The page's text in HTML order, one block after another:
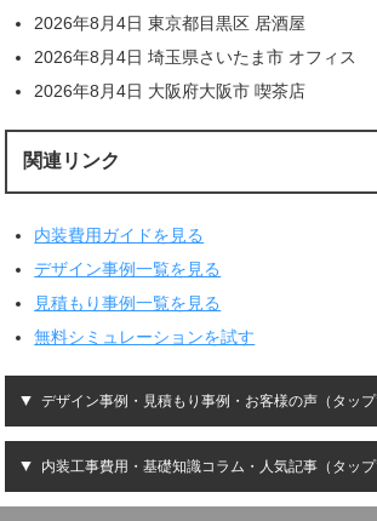
2026年8月4日 東京都目黒区 居酒屋
2026年8月4日 埼玉県さいたま市 オフィス
2026年8月4日 大阪府大阪市 喫茶店
関連リンク
内装費用ガイドを見る
デザイン事例一覧を見る
見積もり事例一覧を見る
無料シミュレーションを試す
デザイン事例・見積もり事例・お客様の声（タップ
内装工事費用・基礎知識コラム・人気記事（タップ